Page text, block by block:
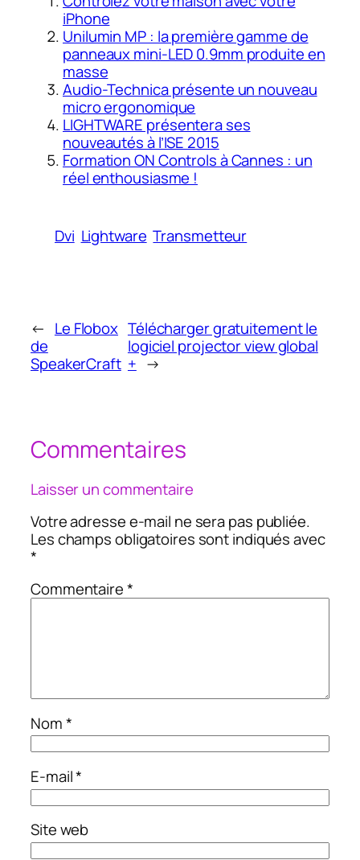
iPhone
Unilumin MP : la première gamme de
panneaux mini-LED 0.9mm produite en
masse
Audio-Technica présente un nouveau
micro ergonomique
LIGHTWARE présentera ses
nouveautés à l’ISE 2015
Formation ON Controls à Cannes : un
réel enthousiasme !
Dvi Lightware Transmetteur
← Le Flobox
de
SpeakerCraft
Télécharger gratuitement le
logiciel projector view global
+ →
Commentaires
Laisser un commentaire
Votre adresse e-mail ne sera pas publiée.
Les champs obligatoires sont indiqués avec
*
Commentaire*
Nom*
E-mail*
Site web